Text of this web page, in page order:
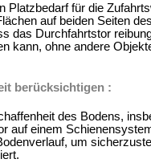
Platzbedarf für die
auf beiden Seiten
das Durchfahrtstor
kann, ohne andere
berücksichtigen :
des Bodens,
auf einem
um